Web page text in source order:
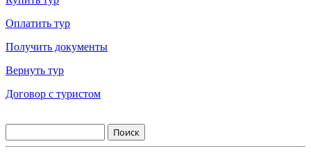
Оплатить тур
Получить документы
Вернуть тур
Договор с туристом